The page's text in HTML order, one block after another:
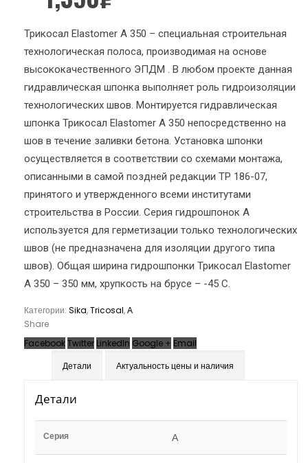
Трикосал Elastomer А 350 – специальная строительная
технологическая полоса, производимая на основе
высококачественного ЭПДМ . В любом проекте данная
гидравлическая шпонка выполняет роль гидроизоляции
технологических швов. Монтируется гидравлическая
шпонка Трикосал Elastomer А 350 непосредственно на
шов в течение заливки бетона. Установка шпонки
осуществляется в соответствии со схемами монтажа,
описанными в самой поздней редакции ТР 186-07,
принятого и утвержденного всеми институтами
строительства в России. Серия гидрошпонок А
используется для герметизации только технологических
швов (не предназначена для изоляции другого типа
швов). Общая ширина гидрошпонки Трикосал Elastomer
А 350 – 350 мм, хрупкость на брусе – -45 С.
Категории: Sika,Tricosal,А
Share
FacebookTwitter LinkedIn Google + Email
Детали
Актуальность цены и наличия
Детали
Серия А